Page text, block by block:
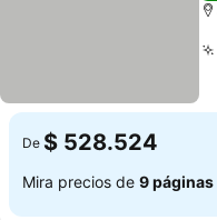
De $ 528.524
Mira precios de 9 páginas